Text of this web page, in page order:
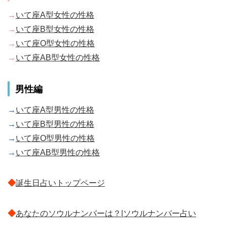
→ いて座A型女性の性格
→ いて座B型女性の性格
→ いて座O型女性の性格
→ いて座AB型女性の性格
男性編
→ いて座A型男性の性格
→ いて座B型男性の性格
→ いて座O型男性の性格
→ いて座AB型男性の性格
◆誕生日占いトップページ
◆あなたのソウルナンバーは？|ソウルナンバー占い